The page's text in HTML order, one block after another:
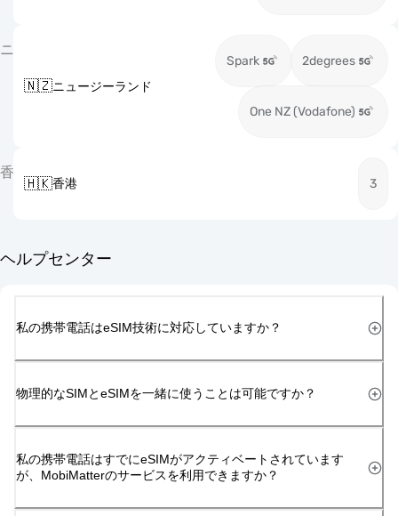
ニ
🇳🇿ニュージーランド
Spark 2degrees
One NZ (Vodafone)
香
🇭🇰香港 3
ヘルプセンター
私の携帯電話はeSIM技術に対応していますか？
物理的なSIMとeSIMを一緒に使うことは可能ですか？
私の携帯電話はすでにeSIMがアクティベートされています
が、MobiMatterのサービスを利用できますか？